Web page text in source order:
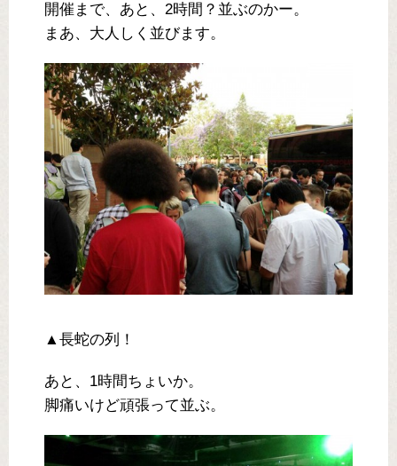
開催まで、あと、2時間？並ぶのかー。
まあ、大人しく並びます。
▲長蛇の列！
あと、1時間ちょいか。
脚痛いけど頑張って並ぶ。